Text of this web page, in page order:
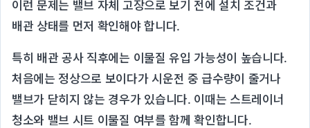
이런 문제는 밸브 자체 고장으로 보기 전에 설치 조건과
배관 상태를 먼저 확인해야 합니다.
특히 배관 공사 직후에는 이물질 유입 가능성이 높습니다.
처음에는 정상으로 보이다가 시운전 중 급수량이 줄거나
밸브가 닫히지 않는 경우가 있습니다. 이때는 스트레이너
청소와 밸브 시트 이물질 여부를 함께 확인합니다.